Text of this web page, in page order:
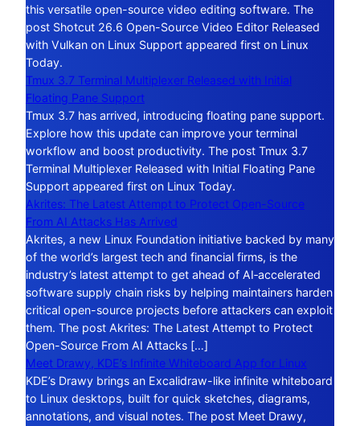
this versatile open-source video editing software. The
post Shotcut 26.6 Open-Source Video Editor Released
with Vulkan on Linux Support appeared first on Linux
Today.
Tmux 3.7 Terminal Multiplexer Released with Initial
Floating Pane Support
Tmux 3.7 has arrived, introducing floating pane support.
Explore how this update can improve your terminal
workflow and boost productivity. The post Tmux 3.7
Terminal Multiplexer Released with Initial Floating Pane
Support appeared first on Linux Today.
Akrites: The Latest Attempt to Protect Open-Source
From AI Attacks Has Arrived
Akrites, a new Linux Foundation initiative backed by many
of the world’s largest tech and financial firms, is the
industry’s latest attempt to get ahead of AI‑accelerated
software supply chain risks by helping maintainers harden
critical open-source projects before attackers can exploit
them. The post Akrites: The Latest Attempt to Protect
Open-Source From AI Attacks […]
Meet Drawy, KDE’s Infinite Whiteboard App for Linux
KDE’s Drawy brings an Excalidraw-like infinite whiteboard
to Linux desktops, built for quick sketches, diagrams,
annotations, and visual notes. The post Meet Drawy,